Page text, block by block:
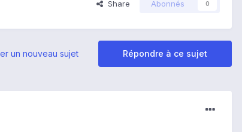
Share Abonnés 0
Répondre à ce sujet
un nouveau sujet